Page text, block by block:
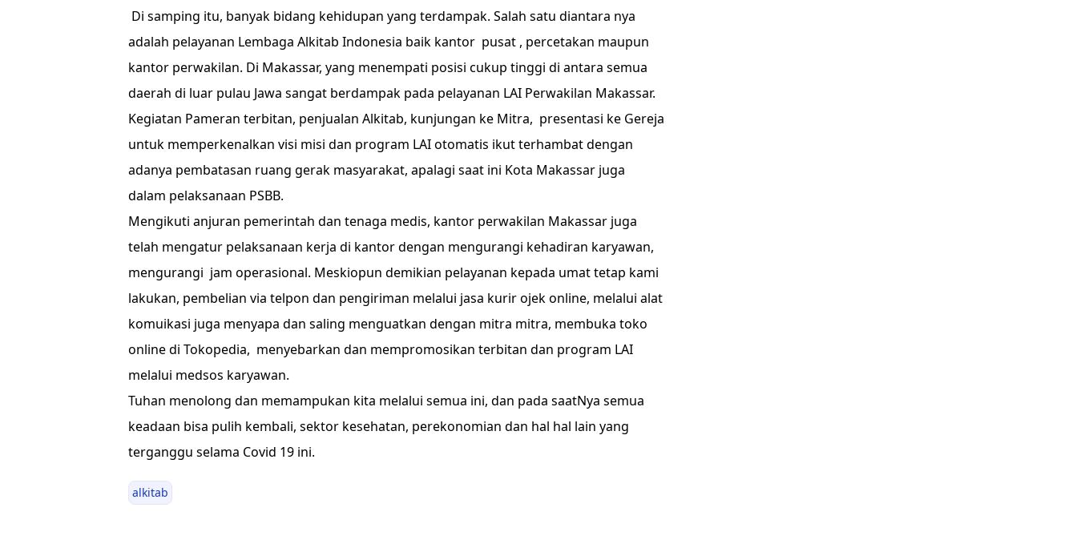
Di samping itu, banyak bidang kehidupan yang terdampak. Salah satu diantara nya
adalah pelayanan Lembaga Alkitab Indonesia baik kantor pusat , percetakan maupun
kantor perwakilan. Di Makassar, yang menempati posisi cukup tinggi di antara semua
daerah di luar pulau Jawa sangat berdampak pada pelayanan LAI Perwakilan Makassar.
Kegiatan Pameran terbitan, penjualan Alkitab, kunjungan ke Mitra, presentasi ke Gereja
untuk memperkenalkan visi misi dan program LAI otomatis ikut terhambat dengan
adanya pembatasan ruang gerak masyarakat, apalagi saat ini Kota Makassar juga
dalam pelaksanaan PSBB.
Mengikuti anjuran pemerintah dan tenaga medis, kantor perwakilan Makassar juga
telah mengatur pelaksanaan kerja di kantor dengan mengurangi kehadiran karyawan,
mengurangi jam operasional. Meskiopun demikian pelayanan kepada umat tetap kami
lakukan, pembelian via telpon dan pengiriman melalui jasa kurir ojek online, melalui alat
komuikasi juga menyapa dan saling menguatkan dengan mitra mitra, membuka toko
online di Tokopedia, menyebarkan dan mempromosikan terbitan dan program LAI
melalui medsos karyawan.
Tuhan menolong dan memampukan kita melalui semua ini, dan pada saatNya semua
keadaan bisa pulih kembali, sektor kesehatan, perekonomian dan hal hal lain yang
terganggu selama Covid 19 ini.
alkitab